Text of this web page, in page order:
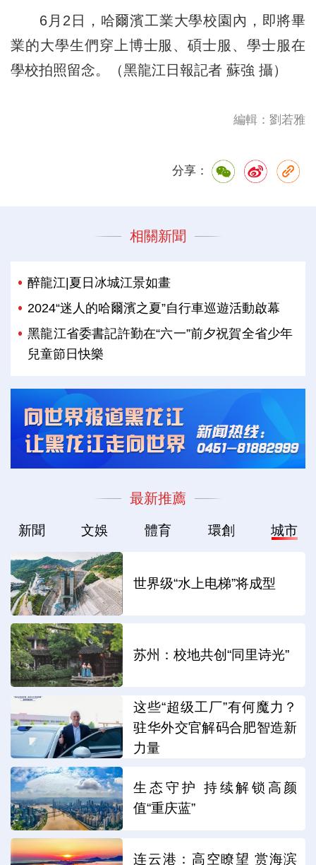
6月2日，哈爾濱工業大學校園內，即將畢
業的大學生們穿上博士服、碩士服、學士服在
學校拍照留念。（黑龍江日報記者 蘇強 攝）
編輯：劉若雅
分享：
相關新聞
醉龍江|夏日冰城江景如畫
2024“迷人的哈爾濱之夏”自行車巡遊活動啟幕
黑龍江省委書記許勤在“六一”前夕祝賀全省少年
兒童節日快樂
最新推薦
新聞 文娛 體育 環創 城市
世界级“水上电梯”将成型
苏州：校地共创“同里诗光”
这些“超级工厂”有何魔力？
驻华外交官解码合肥智造新
力量
生态守护 持续解锁高颜
值“重庆蓝”
连云港：高空瞭望 赏海滨